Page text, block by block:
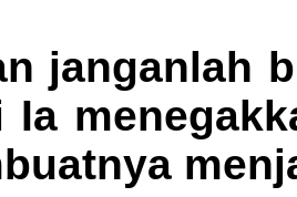
janganlah
Ia